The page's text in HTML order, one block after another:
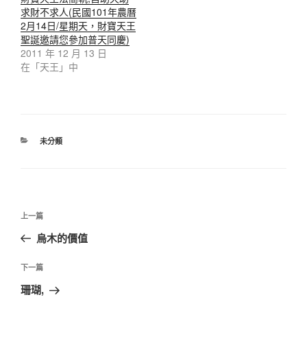
求財不求人(民國101年農曆
2月14日/星期天，財寶天王
聖誕邀請您參加普天同慶)
2011 年 12 月 13 日
在「天王」中
未分類
上一篇
烏木的價值
下一篇
珊瑚,